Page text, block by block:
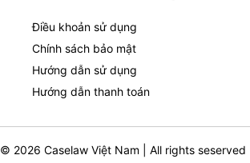
Điều khoản sử dụng
Chính sách bảo mật
Hướng dẫn sử dụng
Hướng dẫn thanh toán
© 2026 Caselaw Việt Nam | All rights seserved